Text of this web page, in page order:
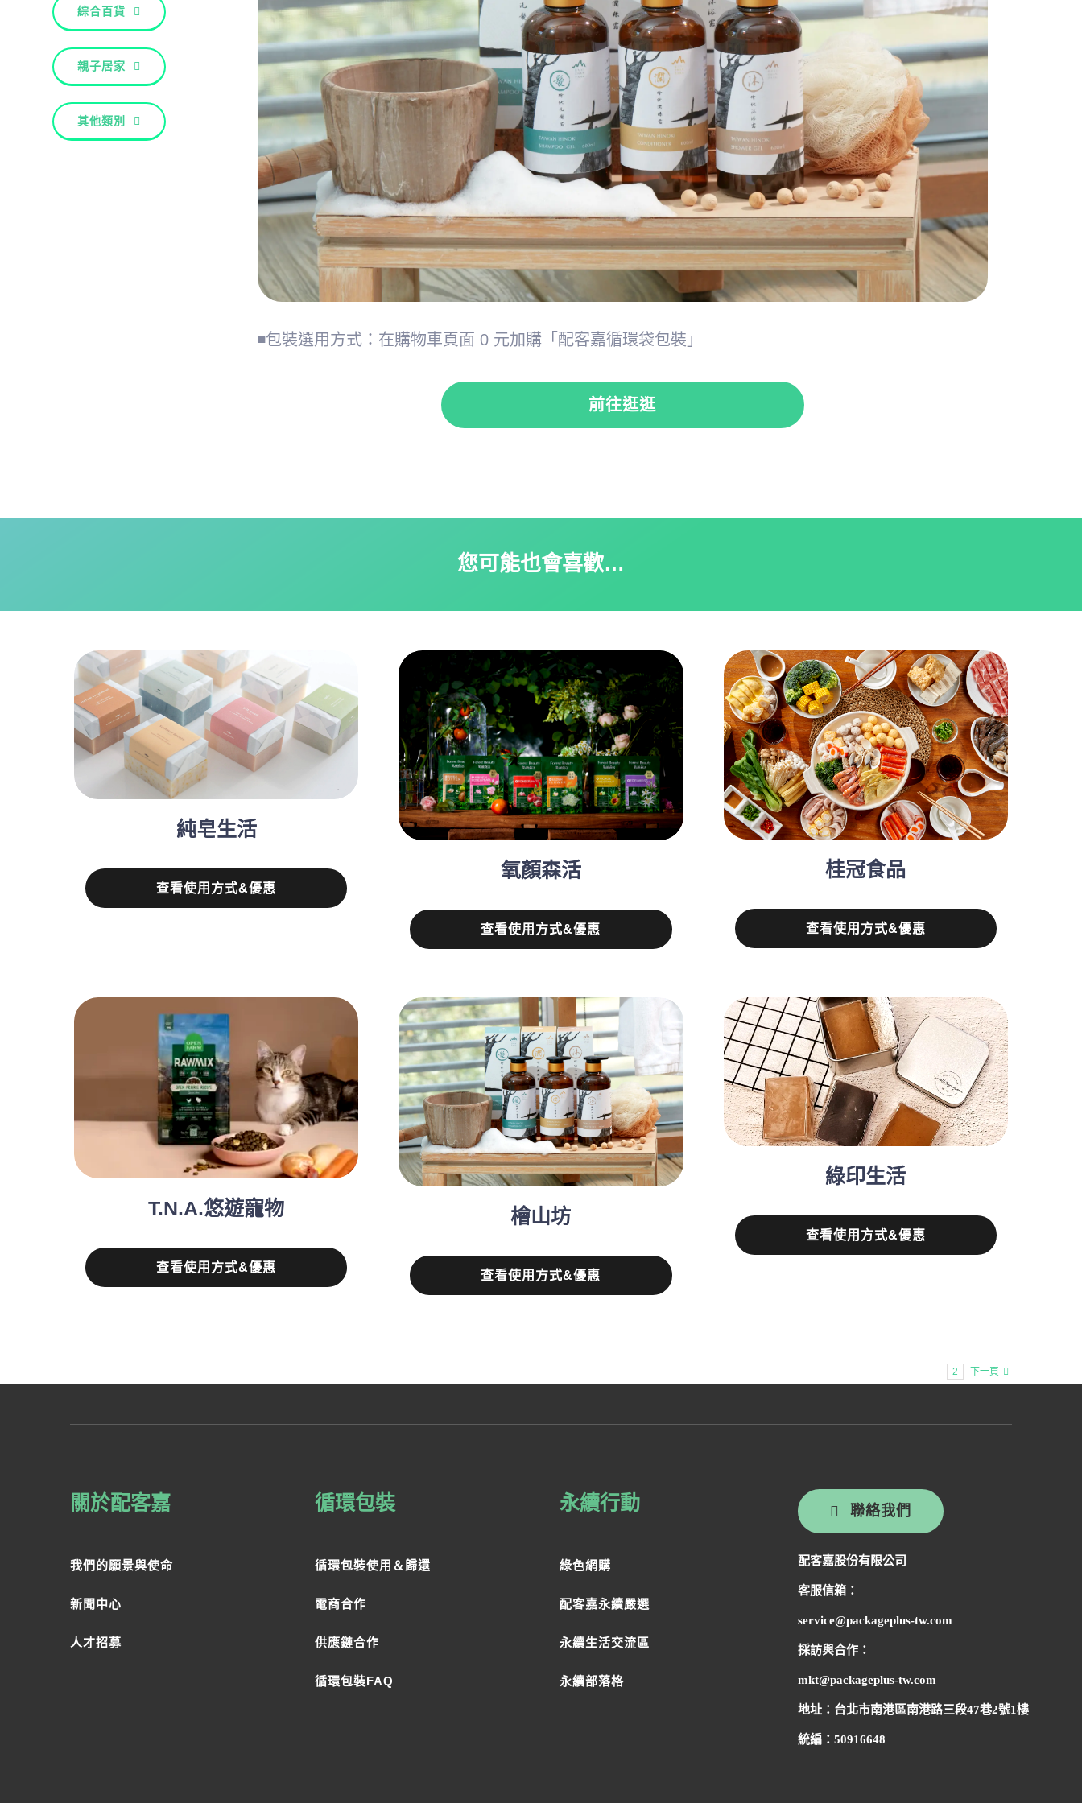
綜合百貨
親子居家
其他類別
◾包裝選用方式：在購物車頁面 0 元加購「配客嘉循環袋包裝」
前往逛逛
您可能也會喜歡…
純皂生活
查看使用方式&優惠
氧顏森活
查看使用方式&優惠
桂冠食品
查看使用方式&優惠
T.N.A.悠遊寵物
查看使用方式&優惠
檜山坊
查看使用方式&優惠
綠印生活
查看使用方式&優惠
2 下一頁
關於配客嘉
我們的願景與使命
新聞中心
人才招募
循環包裝
循環包裝使用＆歸還
電商合作
供應鏈合作
循環包裝FAQ
永續行動
綠色網購
配客嘉永續嚴選
永續生活交流區
永續部落格
聯絡我們
配客嘉股份有限公司
客服信箱：
service@packageplus-tw.com
採訪與合作：
mkt@packageplus-tw.com
地址：台北市南港區南港路三段47巷2號1樓
統編：50916648